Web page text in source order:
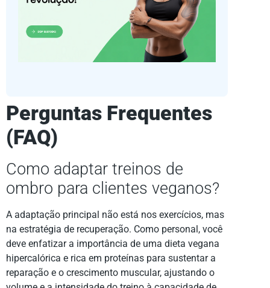
Perguntas Frequentes
(FAQ)
Como adaptar treinos de
ombro para clientes veganos?
A adaptação principal não está nos exercícios, mas
na estratégia de recuperação. Como personal, você
deve enfatizar a importância de uma dieta vegana
hipercalórica e rica em proteínas para sustentar a
reparação e o crescimento muscular, ajustando o